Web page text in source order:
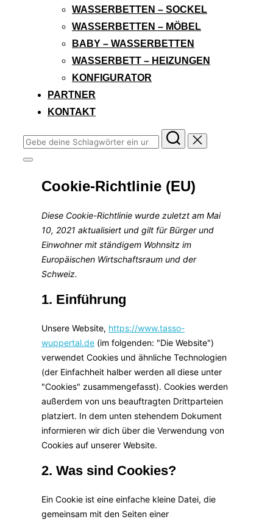
WASSERBETTEN – SOCKEL
WASSERBETTEN – MÖBEL
BABY – WASSERBETTEN
WASSERBETT – HEIZUNGEN
KONFIGURATOR
PARTNER
KONTAKT
Cookie-Richtlinie (EU)
Diese Cookie-Richtlinie wurde zuletzt am Mai
10, 2021 aktualisiert und gilt für Bürger und
Einwohner mit ständigem Wohnsitz im
Europäischen Wirtschaftsraum und der
Schweiz.
1. Einführung
Unsere Website, https://www.tasso-
wuppertal.de (im folgenden: "Die Website")
verwendet Cookies und ähnliche Technologien
(der Einfachheit halber werden all diese unter
"Cookies" zusammengefasst). Cookies werden
außerdem von uns beauftragten Drittparteien
platziert. In dem unten stehendem Dokument
informieren wir dich über die Verwendung von
Cookies auf unserer Website.
2. Was sind Cookies?
Ein Cookie ist eine einfache kleine Datei, die
gemeinsam mit den Seiten einer